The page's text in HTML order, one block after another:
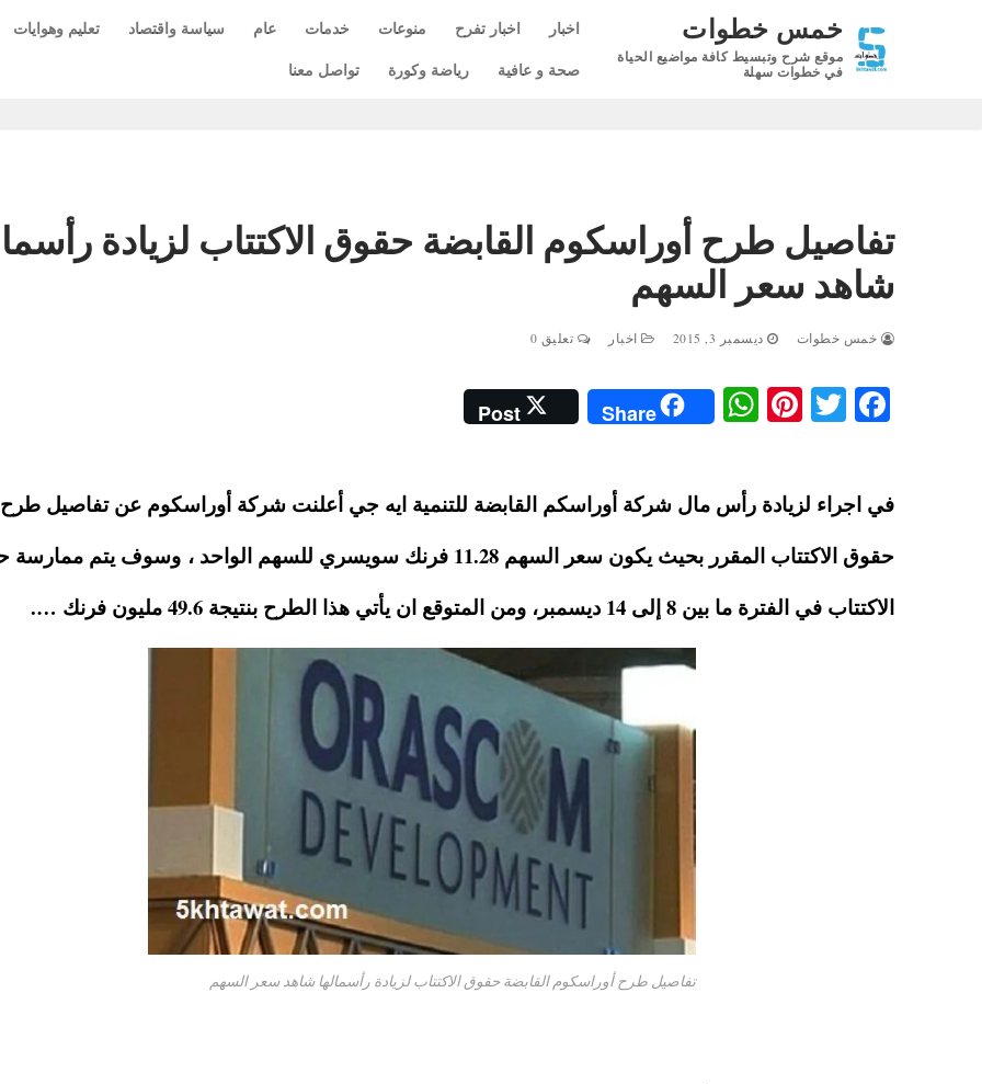
خمس خطوات
موقع شرح وتبسيط كافة مواضيع الحياة
في خطوات سهلة
اخبار اخبار تفرح منوعات خدمات عام سياسة واقتصاد
تعليم وهوايات
صحة و عافية
رياضة وكورة تواصل معنا
تفاصيل طرح أوراسكوم القابضة حقوق الاكتتاب لزيادة
شاهد سعر السهم
خمس خطوات ديسمبر 3, 2015 اخبار تعليق 0
Fa
ok
T
r
Pi
es
t
W
ha
A
pp
Share
Post
في اجراء لزيادة رأس مال شركة أوراسكم القابضة للتنمية ايه جي أعلنت شركة أوراسكوم عن تفاصيل طرح
حقوق الاكتتاب المقرر بحيث يكون سعر السهم 11.28 فرنك سويسري للسهم الواحد ، وسوف يتم
الاكتتاب في الفترة ما بين 8 إلى 14 ديسمبر، ومن المتوقع ان يأتي هذا الطرح بنتيجة 49.6 مليون فرنك ….
تفاصيل طرح أوراسكوم القابضة حقوق الاكتتاب لزيادة رأسمالها شاهد سعر السهم